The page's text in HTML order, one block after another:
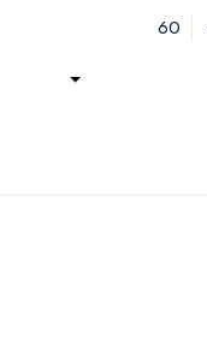
60